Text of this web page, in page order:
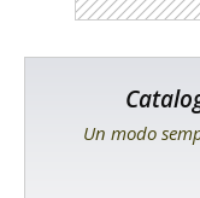
Un modo